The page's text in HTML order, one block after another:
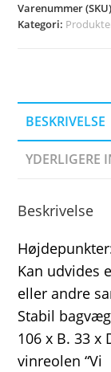
Varenummer
Kategori:
BESKRIVELSE
YDERLIGERE
Beskrivelse
Kan udvides
eller andre
Stabil
106 x B. 33
vinreolen “Vi